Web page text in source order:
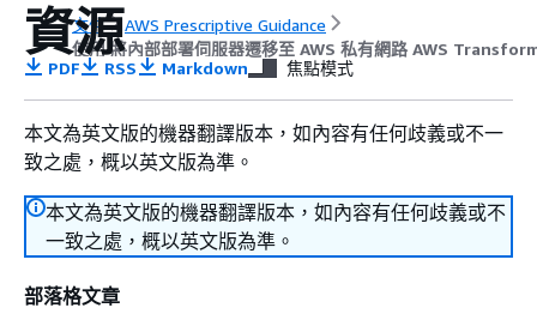
文件
AWS Prescriptive Guidance
使用 將內部部署伺服器遷移至 AWS 私有網路 AWS
資源
PDF RSS Markdown 焦點模式
本文為英文版的機器翻譯版本，如內容有任何歧義或不一
致之處，概以英文版為準。
本文為英文版的機器翻譯版本，如內容有任何歧義或不
一致之處，概以英文版為準。
部落格文章